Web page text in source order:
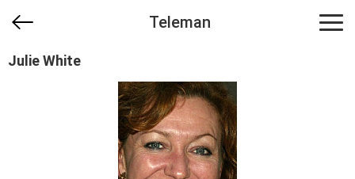
Teleman
Julie White